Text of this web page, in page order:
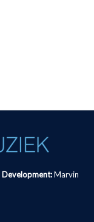
Development: Marvin